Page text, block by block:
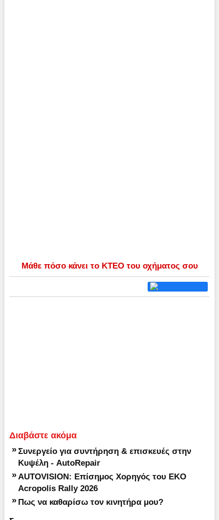
Μάθε πόσο κάνει το ΚΤΕΟ του οχήματος σου
Διαβάστε ακόμα
» Συνεργείο για συντήρηση & επισκευές στην
Κυψέλη - AutoRepair
» AUTOVISION: Επίσημος Χορηγός του EKO
Acropolis Rally 2026
» Πως να καθαρίσω τον κινητήρα μου?